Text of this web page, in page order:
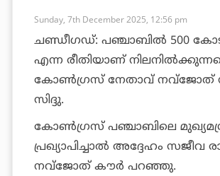
Sunday, 7th December 2025, 12:56 pm
ചണ്ഡീഗഡ്: പഞ്ചാബില്‍ 500
എന്ന രീതിയാണ്
കോണ്‍ഗ്രസ് നേതാവ് നവ്‌ജോത്
സിദ്ദു.
കോണ്‍ഗ്രസ് പഞ്ചാബിലെ
പ്രഖ്യാപിച്ചാല്‍ അദ്ദേഹം സജീവ
നവ്‌ജോത് കൗര്‍ പറഞ്ഞു.